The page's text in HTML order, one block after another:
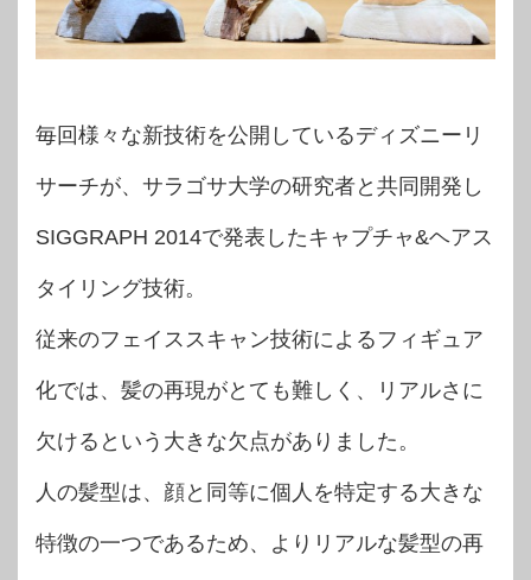
毎回様々な新技術を公開しているディズニーリ
サーチが、サラゴサ大学の研究者と共同開発し
SIGGRAPH 2014で発表したキャプチャ&ヘアス
タイリング技術。
従来のフェイススキャン技術によるフィギュア
化では、髪の再現がとても難しく、リアルさに
欠けるという大きな欠点がありました。
人の髪型は、顔と同等に個人を特定する大きな
特徴の一つであるため、よりリアルな髪型の再